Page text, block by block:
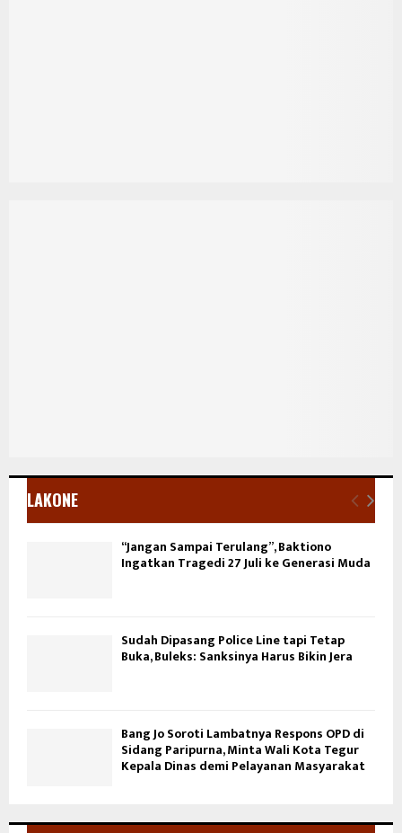
LAKONE
“Jangan Sampai Terulang”, Baktiono
Ingatkan Tragedi 27 Juli ke Generasi Muda
Sudah Dipasang Police Line tapi Tetap
Buka, Buleks: Sanksinya Harus Bikin Jera
Bang Jo Soroti Lambatnya Respons OPD di
Sidang Paripurna, Minta Wali Kota Tegur
Kepala Dinas demi Pelayanan Masyarakat